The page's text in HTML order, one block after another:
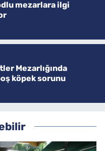
mezarlara ilgi
Mezarlığında
köpek sorunu